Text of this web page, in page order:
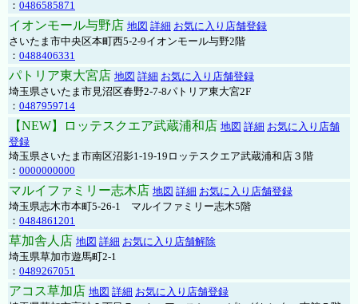
： 0486585871
イオンモール与野店 地図 詳細 お気に入り店舗登録
さいたま市中央区本町西5-2-9イオンモール与野2階
： 0488406331
パトリア東大宮店 地図 詳細 お気に入り店舗登録
埼玉県さいたま市見沼区春野2-7-8パトリア東大宮2F
： 0487959714
【NEW】ロッテスクエア武蔵浦和店 地図 詳細 お気に入り店舗
登録
埼玉県さいたま市南区沼影1-19-19ロッテスクエア武蔵浦和店３階
： 0000000000
マルイファミリー志木店 地図 詳細 お気に入り店舗登録
埼玉県志木市本町5-26-1 マルイファミリー志木5階
： 0484861201
草加舎人店 地図 詳細 お気に入り店舗解除
埼玉県草加市遊馬町2-1
： 0489267051
アコス草加店 地図 詳細 お気に入り店舗登録